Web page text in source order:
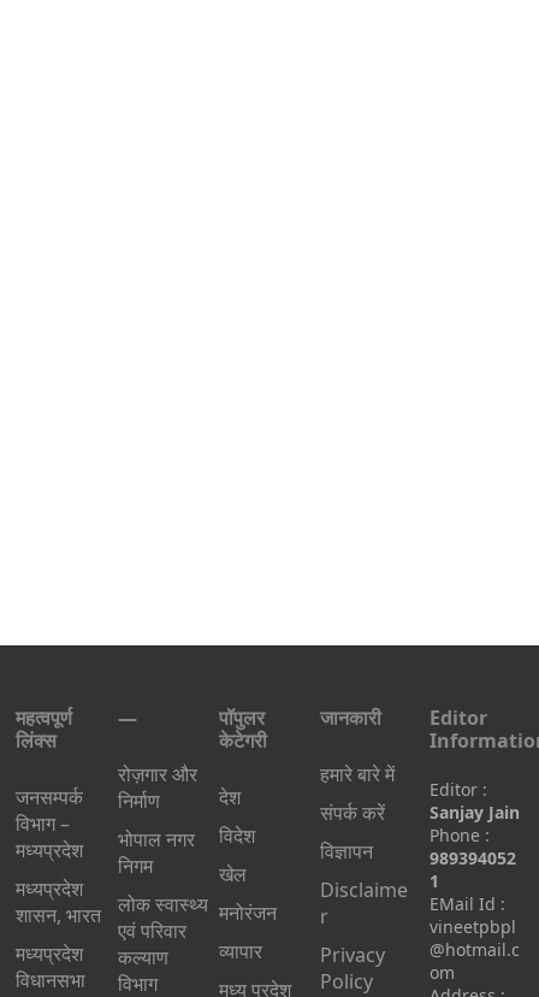
महत्वपूर्ण
लिंक्स
जनसम्पर्क
विभाग –
मध्यप्रदेश
मध्यप्रदेश
शासन, भारत
मध्‍यप्रदेश
विधानसभा
—
रोज़गार और
निर्माण
भोपाल नगर
निगम
लोक स्वास्थ्य
एवं परिवार
कल्याण
विभाग
पॉपुलर
केटेगरी
देश
विदेश
खेल
मनोरंजन
व्यापार
मध्य प्रदेश
जानकारी
हमारे बारे में
संपर्क करें
विज्ञापन
Disclaime
r
Privacy
Policy
Editor
Editor :
Sanjay Jain
Phone :
989394052
1
EMail Id :
vineetpbpl
@hotmail.c
om